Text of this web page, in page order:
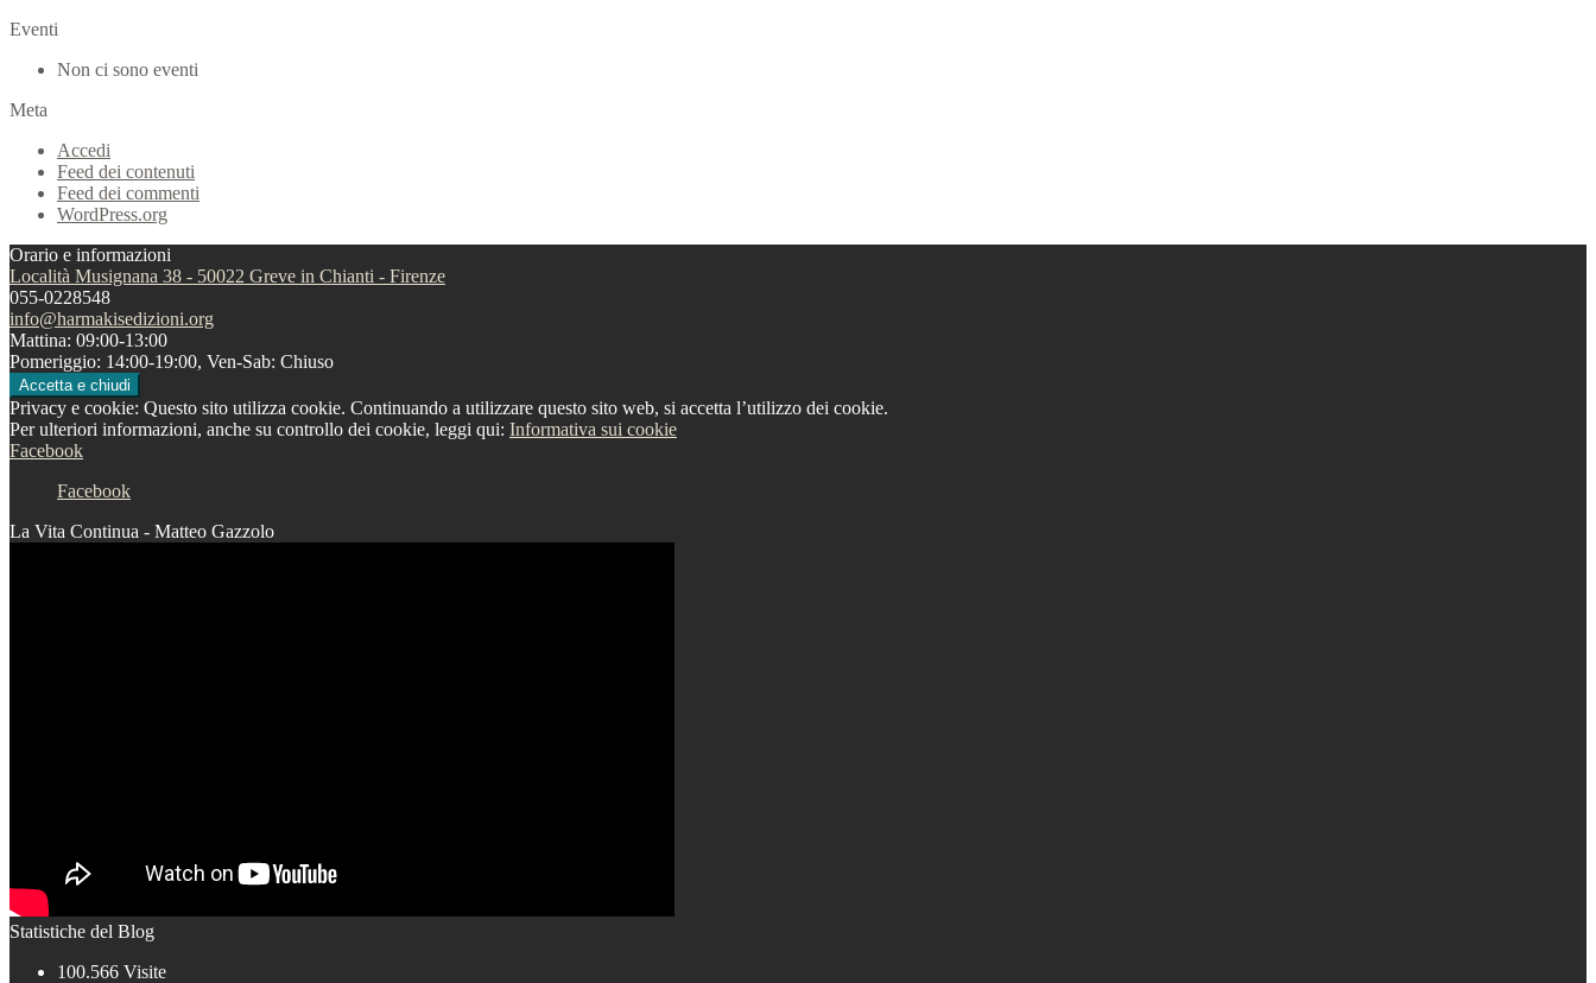
Eventi
Non ci sono eventi
Meta
Accedi
Feed dei contenuti
Feed dei commenti
WordPress.org
Orario e informazioni
Località Musignana 38 - 50022 Greve in Chianti - Firenze
055-0228548
info@harmakisedizioni.org
Mattina: 09:00-13:00
Pomeriggio: 14:00-19:00, Ven-Sab: Chiuso
Privacy e cookie: Questo sito utilizza cookie. Continuando a utilizzare questo sito web, si accetta l’utilizzo dei cookie.
Per ulteriori informazioni, anche su controllo dei cookie, leggi qui: Informativa sui cookie
Facebook
Facebook
La Vita Continua - Matteo Gazzolo
Statistiche del Blog
100.566 Visite